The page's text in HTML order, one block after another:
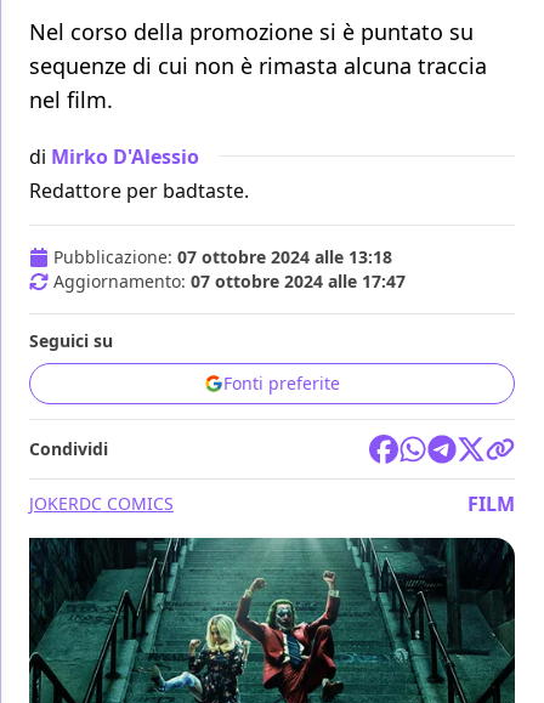
Nel corso della promozione si è puntato su
sequenze di cui non è rimasta alcuna traccia
nel film.
di Mirko D'Alessio
Redattore per badtaste.
Pubblicazione: 07 ottobre 2024 alle 13:18
Aggiornamento: 07 ottobre 2024 alle 17:47
Seguici su
Fonti preferite
Condividi
JOKERDC COMICS FILM